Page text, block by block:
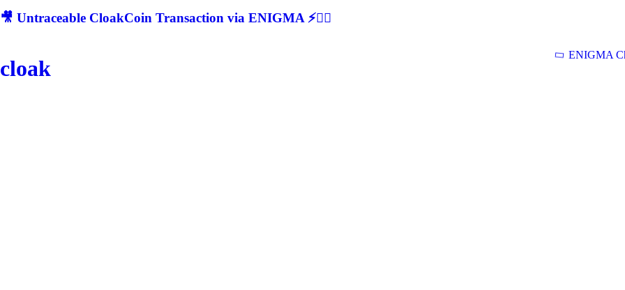
🎥 Untraceable CloakCoin Transaction via ENIGMA ⚡🕵‍♂
cloak
ENIGMA